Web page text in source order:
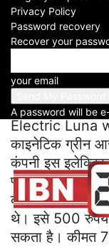
Privacy Policy
Password recovery
Recover your
your email
A password will be
Facebook
today
Electric Luna
काइनेटिक ग्रीन
कंपनी इस
प्लेटफॉर्म
कंपनी ने इसके
थे। इसे 500 रुपये
सकता है। कीमत